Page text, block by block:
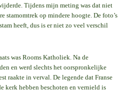
Tijdens mijn meting was dat niet
stamomtrek op mindere hoogte. De foto’s
heeft, dus is er niet zo veel verschil
was Rooms Katholiek. Na de
en werd slechts het oorspronkelijke
raakte in verval. De legende dat Franse
kerk hebben beschoten en vernield is